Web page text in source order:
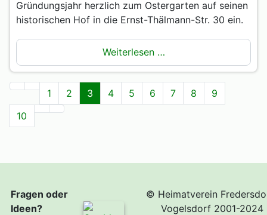
Gründungsjahr herzlich zum Ostergarten auf seinen
historischen Hof in die Ernst-Thälmann-Str. 30 ein.
Weiterlesen …
1 2 3 4 5 6 7 8
9
10
Fragen oder
Ideen?
© Heimatverein
Vogelsdorf 2001-2024